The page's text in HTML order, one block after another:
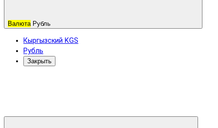
Валюта Рубль
Кыргызский KGS
Рубль
Закрыть